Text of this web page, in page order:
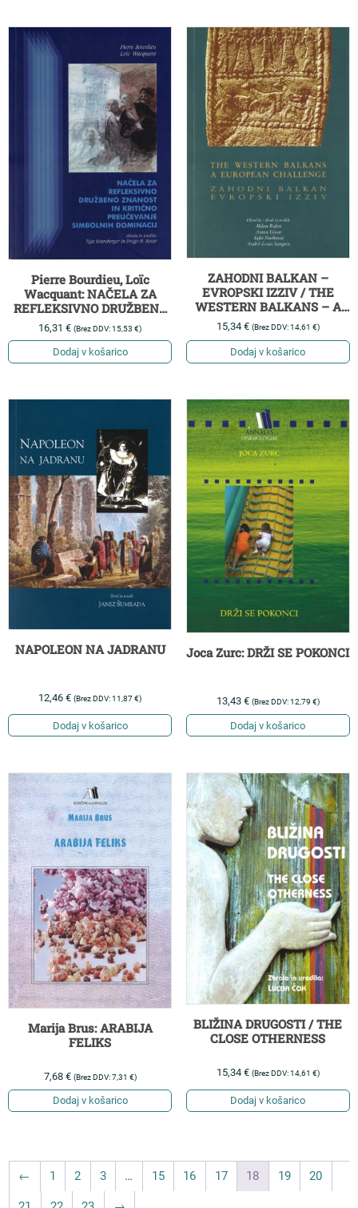
Pierre Bourdieu, Loïc
Wacquant: NAČELA ZA
REFLEKSIVNO DRUŽBENO
ZNANOST IN KRITIČNO
PREUČEVANJE SIMBOLNIH
DOMINACIJ
16,31€ (Brez DDV:15,53€)
Dodaj v košarico
ZAHODNI BALKAN –
EVROPSKI IZZIV / THE
WESTERN BALKANS – A
EUROPEAN CHALLENGE
15,34 € (Brez DDV:14,61 €)
Dodaj v košarico
NAPOLEON NA JADRANU
12,46€ (Brez DDV:11,87€)
Dodaj v košarico
Joca Zurc: DRŽI SE POKONCI
13,43 € (Brez DDV:12,79 €)
Dodaj v košarico
Marija Brus: ARABIJA
FELIKS
7,68 € (Brez DDV:7,31 €)
Dodaj v košarico
BLIŽINA DRUGOSTI / THE
CLOSE OTHERNESS
15,34 € (Brez DDV:14,61 €)
Dodaj v košarico
← 1 2 3 … 15 16 17 18 19 20